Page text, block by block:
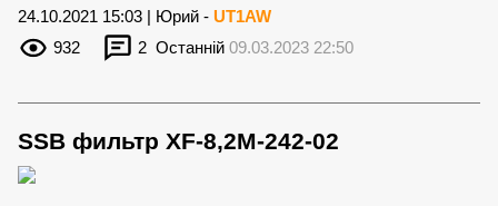
24.10.2021 15:03 | Юрий - UT1AW
932
2 Останній 09.03.2023 22:50
SSB фильтр XF-8,2M-242-02